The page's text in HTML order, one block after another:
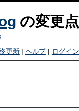
の変更点
更新| ヘルプ| ログイン